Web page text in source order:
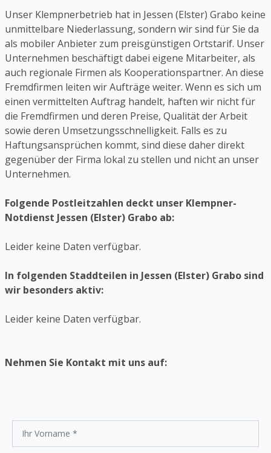
Unser Klempnerbetrieb hat in Jessen (Elster) Grabo keine
unmittelbare Niederlassung, sondern wir sind für Sie da
als mobiler Anbieter zum preisgünstigen Ortstarif. Unser
Unternehmen beschäftigt dabei eigene Mitarbeiter, als
auch regionale Firmen als Kooperationspartner. An diese
Fremdfirmen leiten wir Aufträge weiter. Wenn es sich um
einen vermittelten Auftrag handelt, haften wir nicht für
die Fremdfirmen und deren Preise, Qualität der Arbeit
sowie deren Umsetzungsschnelligkeit. Falls es zu
Haftungsansprüchen kommt, sind diese daher direkt
gegenüber der Firma lokal zu stellen und nicht an unser
Unternehmen.
Folgende Postleitzahlen deckt unser Klempner-
Notdienst Jessen (Elster) Grabo ab:
Leider keine Daten verfügbar.
In folgenden Staddteilen in Jessen (Elster) Grabo sind
wir besonders aktiv:
Leider keine Daten verfügbar.
Nehmen Sie Kontakt mit uns auf: